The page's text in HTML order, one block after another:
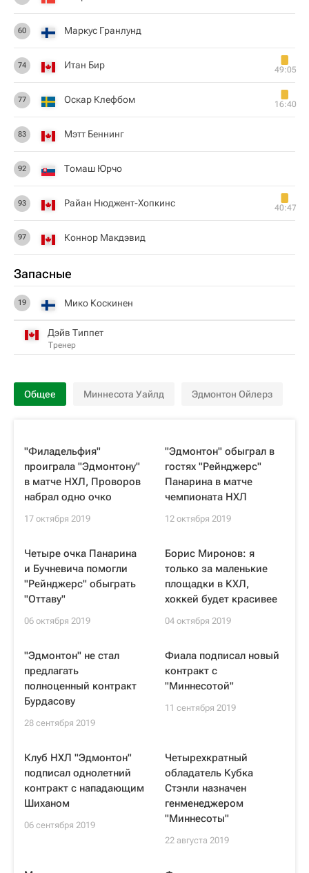
60 Маркус Гранлунд
74 Итан Бир 49:05
77 Оскар Клефбом 16:40
83 Мэтт Беннинг
92 Томаш Юрчо
93 Райан Нюджент-Хопкинс 40:47
97 Коннор Макдэвид
Запасные
19 Мико Коскинен
Дэйв Типпет
Тренер
Общее Миннесота Уайлд Эдмонтон Ойлерз
"Филадельфия"
проиграла "Эдмонтону"
в матче НХЛ, Проворов
набрал одно очко
17 октября 2019
"Эдмонтон" обыграл в
гостях "Рейнджерс"
Панарина в матче
чемпионата НХЛ
12 октября 2019
Четыре очка Панарина
и Бучневича помогли
"Рейнджерс" обыграть
"Оттаву"
06 октября 2019
Борис Миронов: я
только за маленькие
площадки в КХЛ,
хоккей будет красивее
04 октября 2019
"Эдмонтон" не стал
предлагать
полноценный контракт
Бурдасову
28 сентября 2019
Фиала подписал новый
контракт с
"Миннесотой"
11 сентября 2019
Клуб НХЛ "Эдмонтон"
подписал однолетний
контракт с нападающим
Шиханом
06 сентября 2019
Четырехкратный
обладатель Кубка
Стэнли назначен
генменеджером
"Миннесоты"
22 августа 2019